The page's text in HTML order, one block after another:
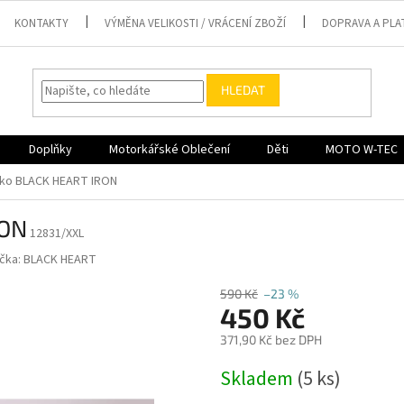
KONTAKTY VÝMĚNA VELIKOSTI / VRÁCENÍ ZBOŽÍ DOPRAVA A
HLEDAT
Doplňky Motorkářské Oblečení Děti MOTO W-TEC
BLACK HEART IRON
12831/XXL
BLACK HEART
590 Kč –23 %
450 Kč
371,90 Kč bez DPH
cena:
Skladem (5 ks)